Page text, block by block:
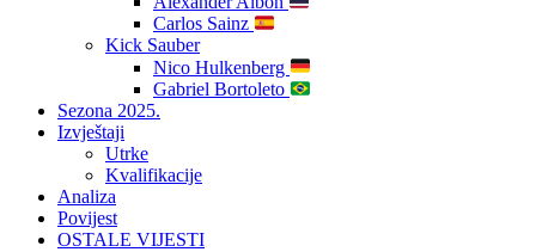
Carlos Sainz
Kick Sauber
Nico Hulkenberg
Gabriel Bortoleto
Sezona 2025.
Izvještaji
Utrke
Kvalifikacije
Analiza
Povijest
OSTALE VIJESTI